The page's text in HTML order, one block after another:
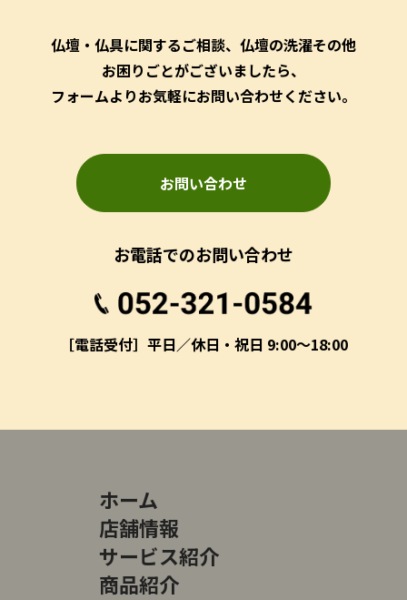
仏壇・仏具に関するご相談、仏壇の洗濯その他
お困りごとがございましたら、
フォームよりお気軽にお問い合わせください。
お問い合わせ
お電話でのお問い合わせ
［電話受付］平日／休日・祝日 9:00～18:00
ホーム
店舗情報
サービス紹介
商品紹介